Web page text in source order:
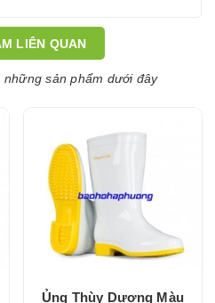
LIÊN QUAN
sản phẩm dưới đây
Ủng Thùy Dương Màu